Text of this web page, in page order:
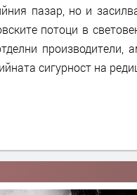
пазар, но и
потоци в
производители,
сигурност на